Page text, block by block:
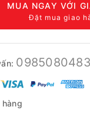
MUA NGAY VỚI
Đặt mua giao
0985080483